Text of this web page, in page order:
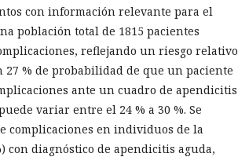
con información relevante para el
población total de 1815 pacientes
reflejando un riesgo relativo
27 % de probabilidad de que un paciente
ante un cuadro de apendicitis
variar entre el 24 % a 30 %. Se
complicaciones en individuos de la
con diagnóstico de apendicitis aguda,